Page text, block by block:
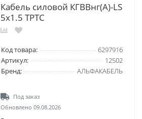
Кабель силовой КГВВнг(А)-LS
5х1.5 ТРТС
Код товара:
6297916
Артикул:
12502
Бренд:
АЛЬФАКАБЕЛЬ
Под заказ
Обновлено 09.08.2026